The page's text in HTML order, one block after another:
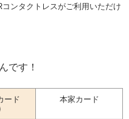
ンタクトレスがご利用いただけ
んです！
ード
本家カード